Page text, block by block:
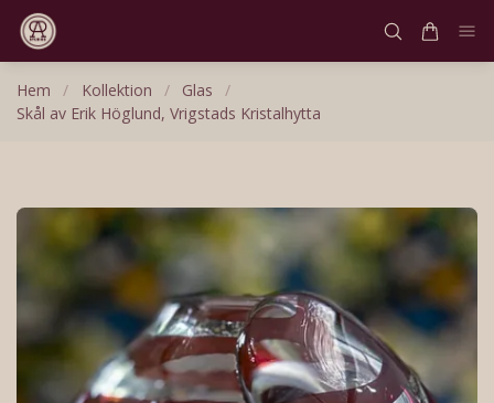
Hem / Kollektion / Glas
/
Skål av Erik Höglund, Vrigstads Kristalhytta